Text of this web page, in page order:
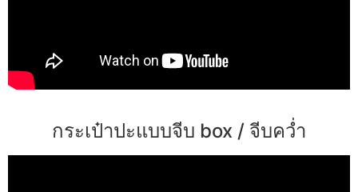
กระเป๋าปะแบบจีบ box / จีบคว่ำ